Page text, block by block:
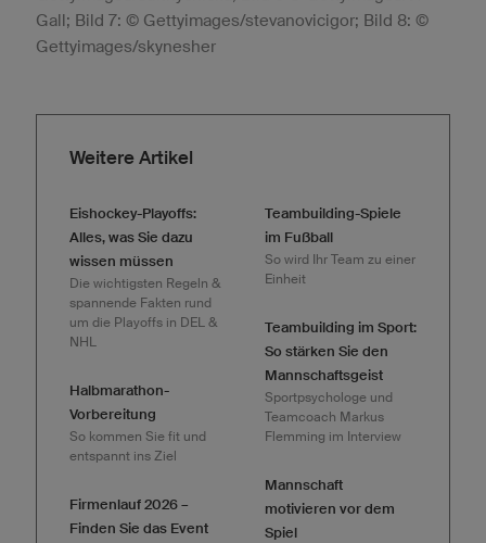
Gall; Bild 7: © Gettyimages/stevanovicigor; Bild 8: ©
Gettyimages/skynesher
Weitere Artikel
Eishockey-Playoffs:
Alles, was Sie dazu
wissen müssen
Die wichtigsten Regeln &
spannende Fakten rund
um die Playoffs in DEL &
NHL
Halbmarathon-
Vorbereitung
So kommen Sie fit und
entspannt ins Ziel
Firmenlauf 2026 –
Finden Sie das Event
Teambuilding-Spiele
im Fußball
So wird Ihr Team zu einer
Einheit
Teambuilding im Sport:
So stärken Sie den
Mannschaftsgeist
Sportpsychologe und
Teamcoach Markus
Flemming im Interview
Mannschaft
motivieren vor dem
Spiel